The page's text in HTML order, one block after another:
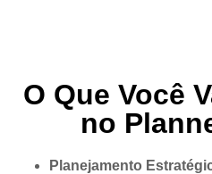
O Que Você
no
Planejamento